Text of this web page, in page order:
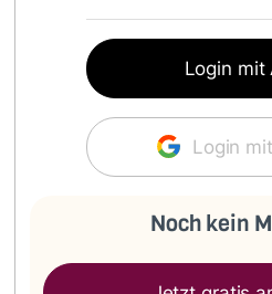
Login mit
Login
Noch kein